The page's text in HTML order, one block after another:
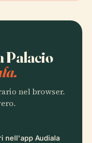
Palacio
nel browser.
nell'app Audiala